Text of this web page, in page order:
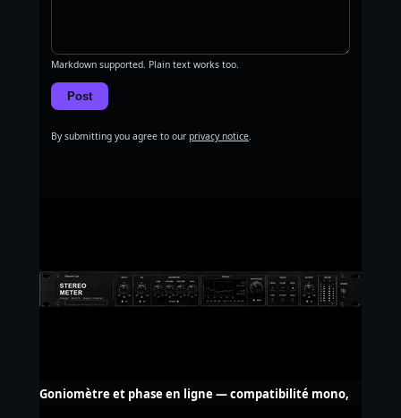
Markdown supported. Plain text works too.
Post
By submitting you agree to our privacy notice.
Goniomètre et phase en ligne — compatibilité mono,